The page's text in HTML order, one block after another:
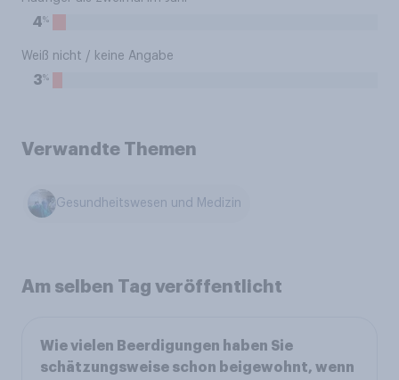
4%
Weiß nicht / keine Angabe
3%
Verwandte Themen
Gesundheitswesen und Medizin
Am selben Tag veröffentlicht
Wie vielen Beerdigungen haben Sie
schätzungsweise schon beigewohnt, wenn